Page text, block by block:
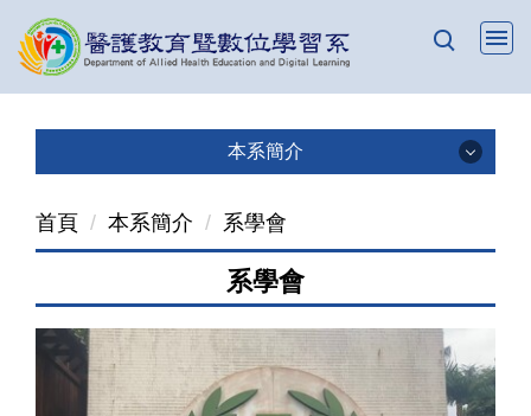
跳
到
本系簡介
教育目標
發展目標
首頁 本系簡介 系學會
系學會